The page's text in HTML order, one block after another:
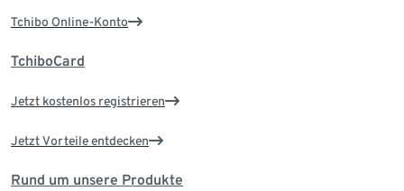
Tchibo Online-Konto
TchiboCard
Jetzt kostenlos registrieren
Jetzt Vorteile entdecken
Rund um unsere Produkte